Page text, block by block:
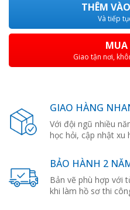
THÊM
Và tiếp
MUA
Giao tận nơi,
GIAO HÀNG
Với đội ngũ nhiều
học hỏi, cập nhật xu
BẢO HÀNH 2
Bản vẽ phù hợp với
khi làm hồ sơ thi